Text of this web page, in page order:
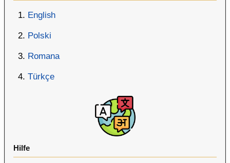
English
Polski
Romana
Türkçe
Hilfe